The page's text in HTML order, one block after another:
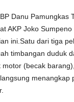
Danu Pamungkas
AKP Joko
ini.Satu dari tiga
timbangan duduk
motor (becak
menangkap